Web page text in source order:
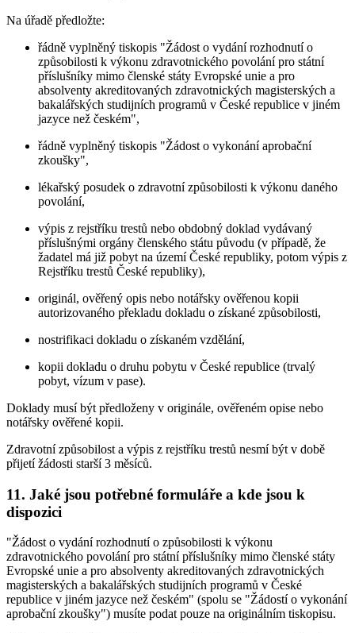
Na úřadě předložte:
řádně vyplněný tiskopis "Žádost o vydání rozhodnutí o
způsobilosti k výkonu zdravotnického povolání pro státní
příslušníky mimo členské státy Evropské unie a pro
absolventy akreditovaných zdravotnických magisterských a
bakalářských studijních programů v České republice v jiném
jazyce než českém",
řádně vyplněný tiskopis "Žádost o vykonání aprobační
zkoušky",
lékařský posudek o zdravotní způsobilosti k výkonu daného
povolání,
výpis z rejstříku trestů nebo obdobný doklad vydávaný
příslušnými orgány členského státu původu (v případě, že
žadatel má již pobyt na území České republiky, potom výpis z
Rejstříku trestů České republiky),
originál, ověřený opis nebo notářsky ověřenou kopii
autorizovaného překladu dokladu o získané způsobilosti,
nostrifikaci dokladu o získaném vzdělání,
kopii dokladu o druhu pobytu v České republice (trvalý
pobyt, vízum v pase).
Doklady musí být předloženy v originále, ověřeném opise nebo
notářsky ověřené kopii.
Zdravotní způsobilost a výpis z rejstříku trestů nesmí být v době
přijetí žádosti starší 3 měsíců.
11. Jaké jsou potřebné formuláře a kde jsou k
dispozici
"Žádost o vydání rozhodnutí o způsobilosti k výkonu
zdravotnického povolání pro státní příslušníky mimo členské státy
Evropské unie a pro absolventy akreditovaných zdravotnických
magisterských a bakalářských studijních programů v České
republice v jiném jazyce než českém" (spolu se "Žádostí o vykonání
aprobační zkoušky") musíte podat pouze na originálním tiskopisu.